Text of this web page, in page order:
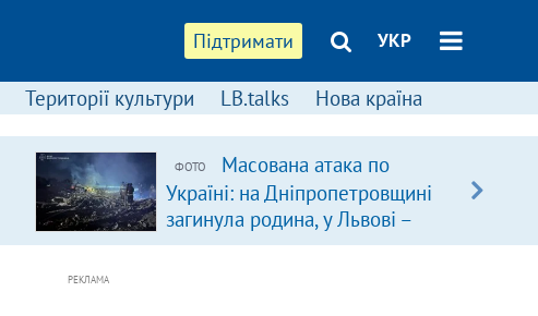
Підтримати УКР
Території культури LB.talks Нова країна
ФОТО
Масована атака по
Україні: на Дніпропетровщині
загинула родина, у Львові –
удар по багатоповерхівках
РЕКЛАМА